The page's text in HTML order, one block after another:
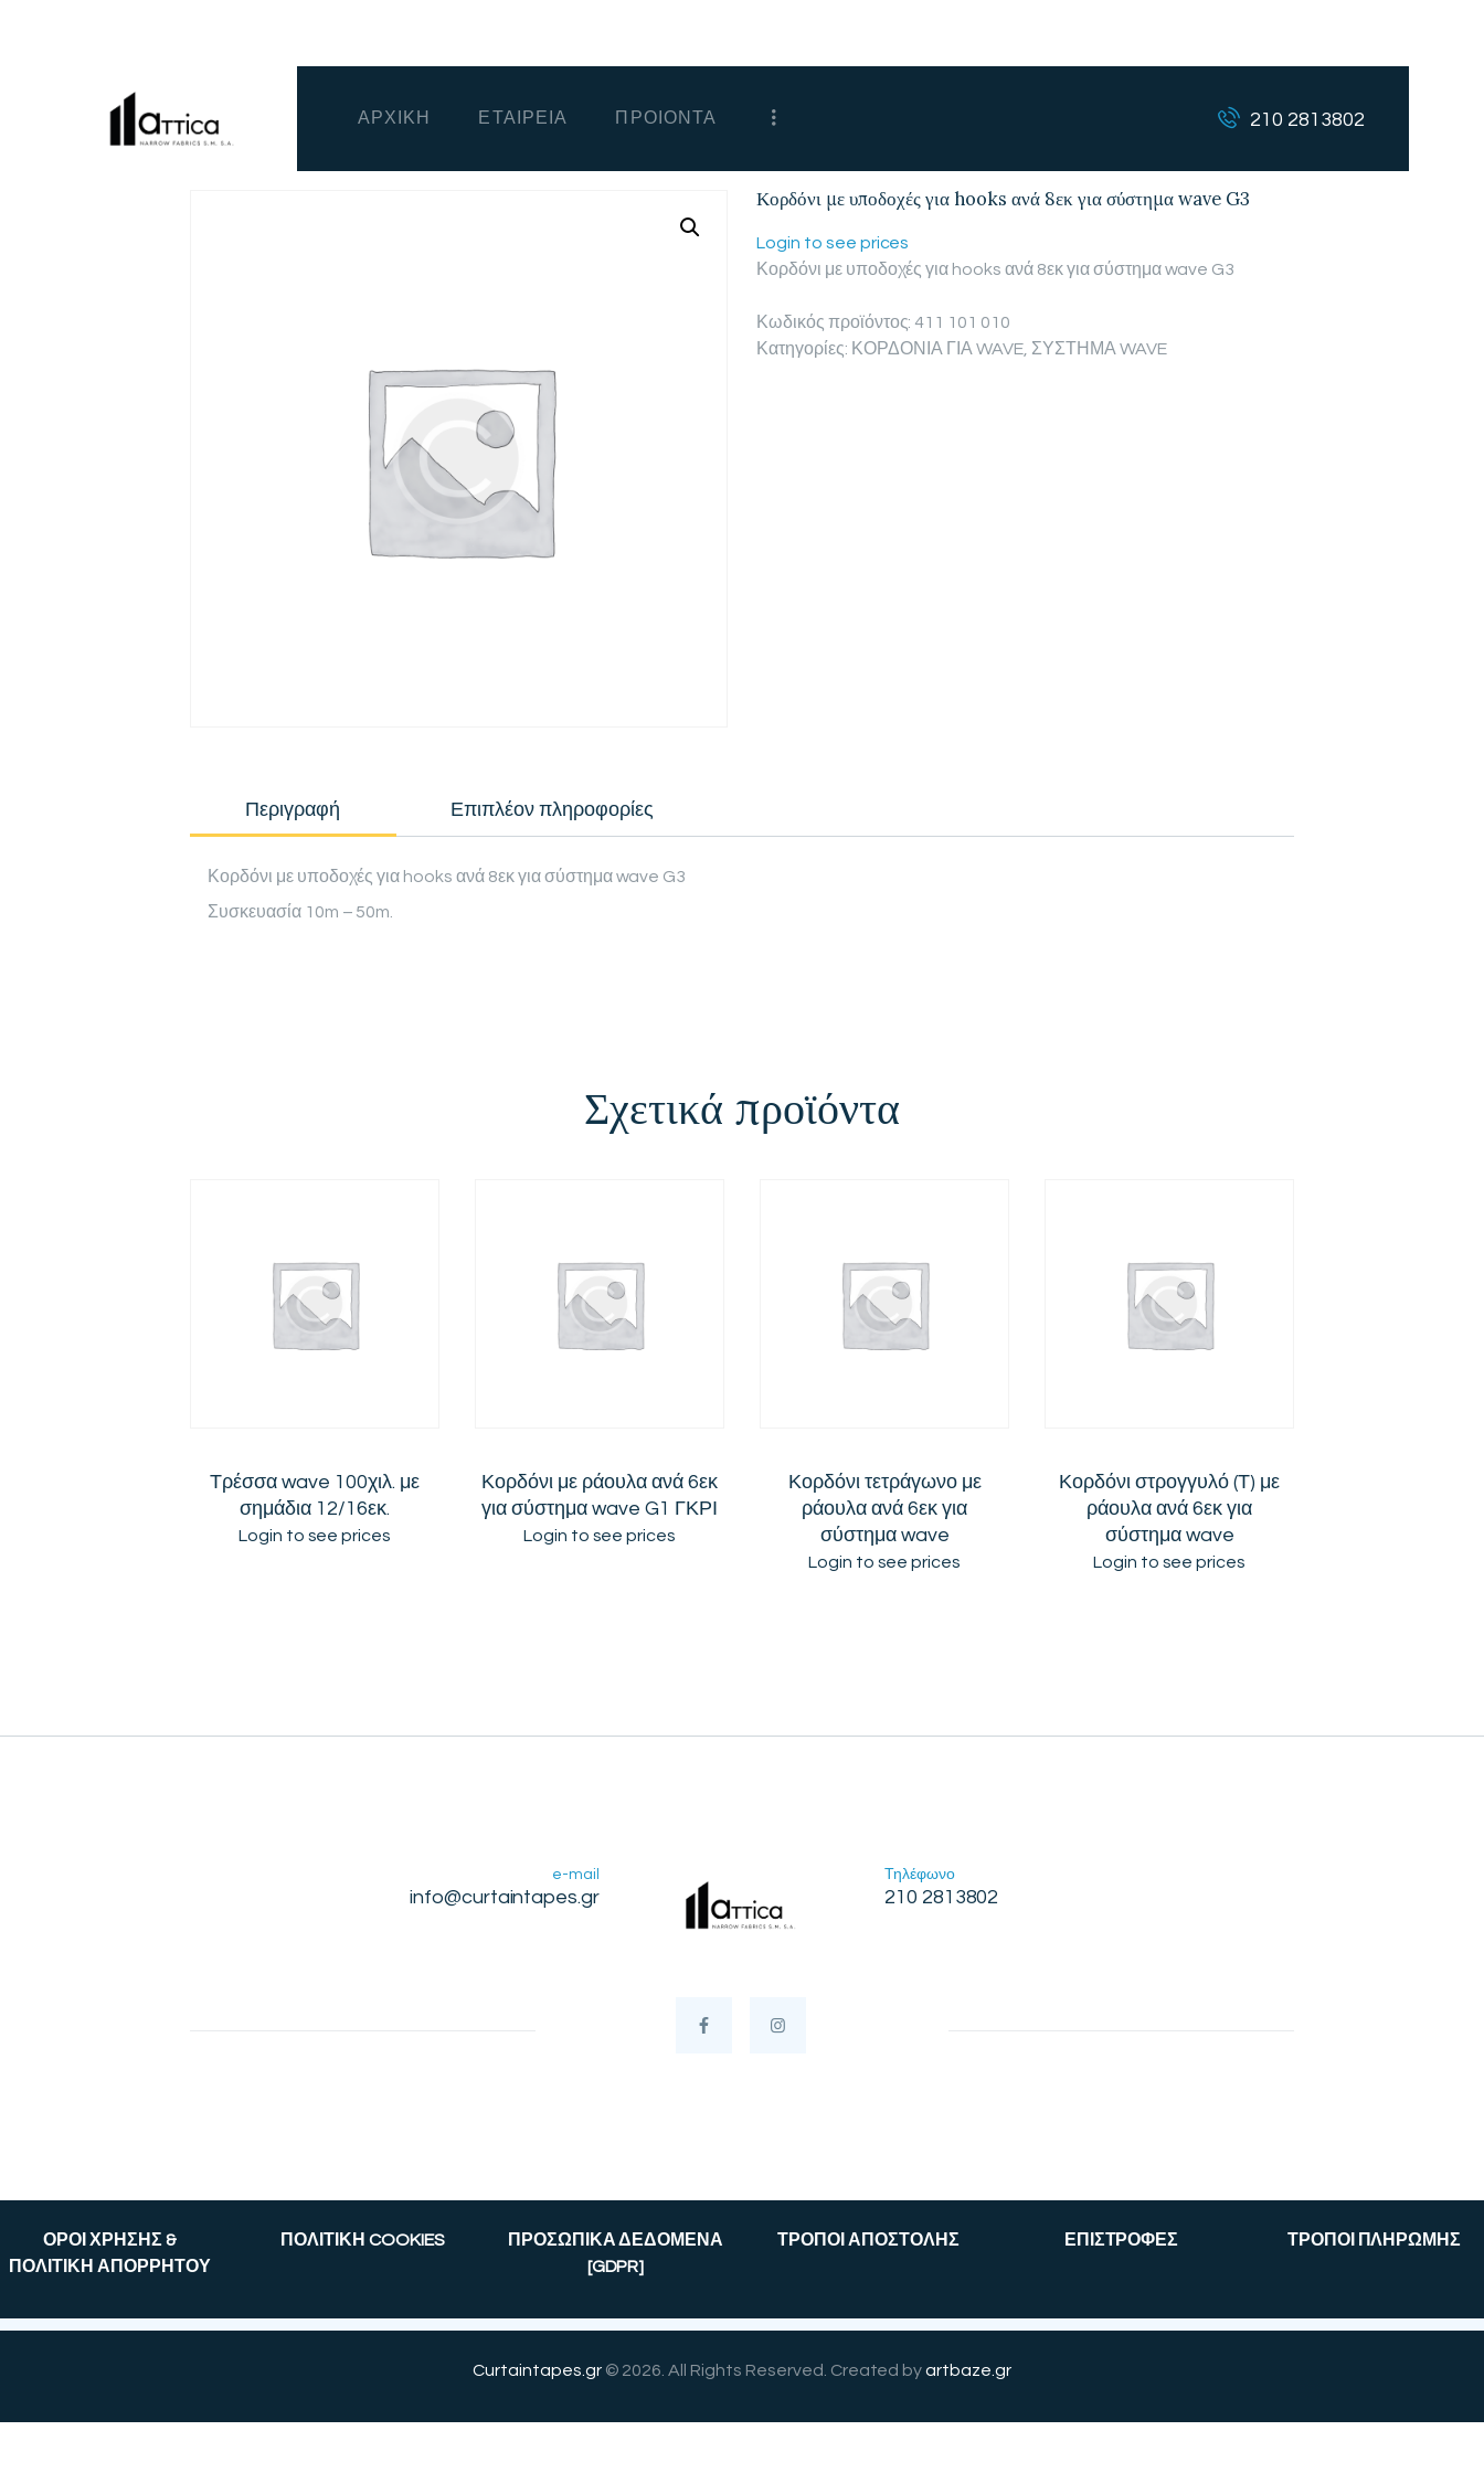
ΑΡΧΙΚΗ ΕΤΑΙΡΕΙΑ ΠΡΟΙΟΝΤΑ 210 2813802
ΕΠΙΚΟΙΝΩΝΙΑ
ΧΟΝΔΡΙΚΗ
Κορδόνι με υποδοχές για hooks ανά 8εκ για σύστημα wave G3
Login to see prices
Κορδόνι με υποδοχές για hooks ανά 8εκ για σύστημα wave G3
Κωδικός προϊόντος: 411 101 010
Κατηγορίες: ΚΟΡΔΟΝΙΑ ΓΙΑ WAVE, ΣΥΣΤΗΜΑ WAVE
Περιγραφή Επιπλέον πληροφορίες
Κορδόνι με υποδοχές για hooks ανά 8εκ για σύστημα wave G3
Συσκευασία 10m – 50m.
Σχετικά προϊόντα
Τρέσσα wave 100χιλ. με
σημάδια 12/16εκ.
Login to see prices
Κορδόνι με ράουλα ανά 6εκ
για σύστημα wave G1 ΓΚΡΙ
Login to see prices
Κορδόνι τετράγωνο με
ράουλα ανά 6εκ για
σύστημα wave
Login to see prices
Κορδόνι στρογγυλό (Τ) με
ράουλα ανά 6εκ για
σύστημα wave
Login to see prices
e-mail
info@curtaintapes.gr
Τηλέφωνο
210 2813802
ΟΡΟΙ ΧΡΗΣΗΣ &
ΠΟΛΙΤΙΚΗ ΑΠΟΡΡΗΤΟΥ
ΠΟΛΙΤΙΚΗ COOKIES
ΠΡΟΣΩΠΙΚΑ ΔΕΔΟΜΕΝΑ
[GDPR]
ΤΡΟΠΟΙ ΑΠΟΣΤΟΛΗΣ ΕΠΙΣΤΡΟΦΕΣ ΤΡΟΠΟΙ ΠΛΗΡΩΜΗΣ
Curtaintapes.gr© 2026. All Rights Reserved. Created byartbaze.gr